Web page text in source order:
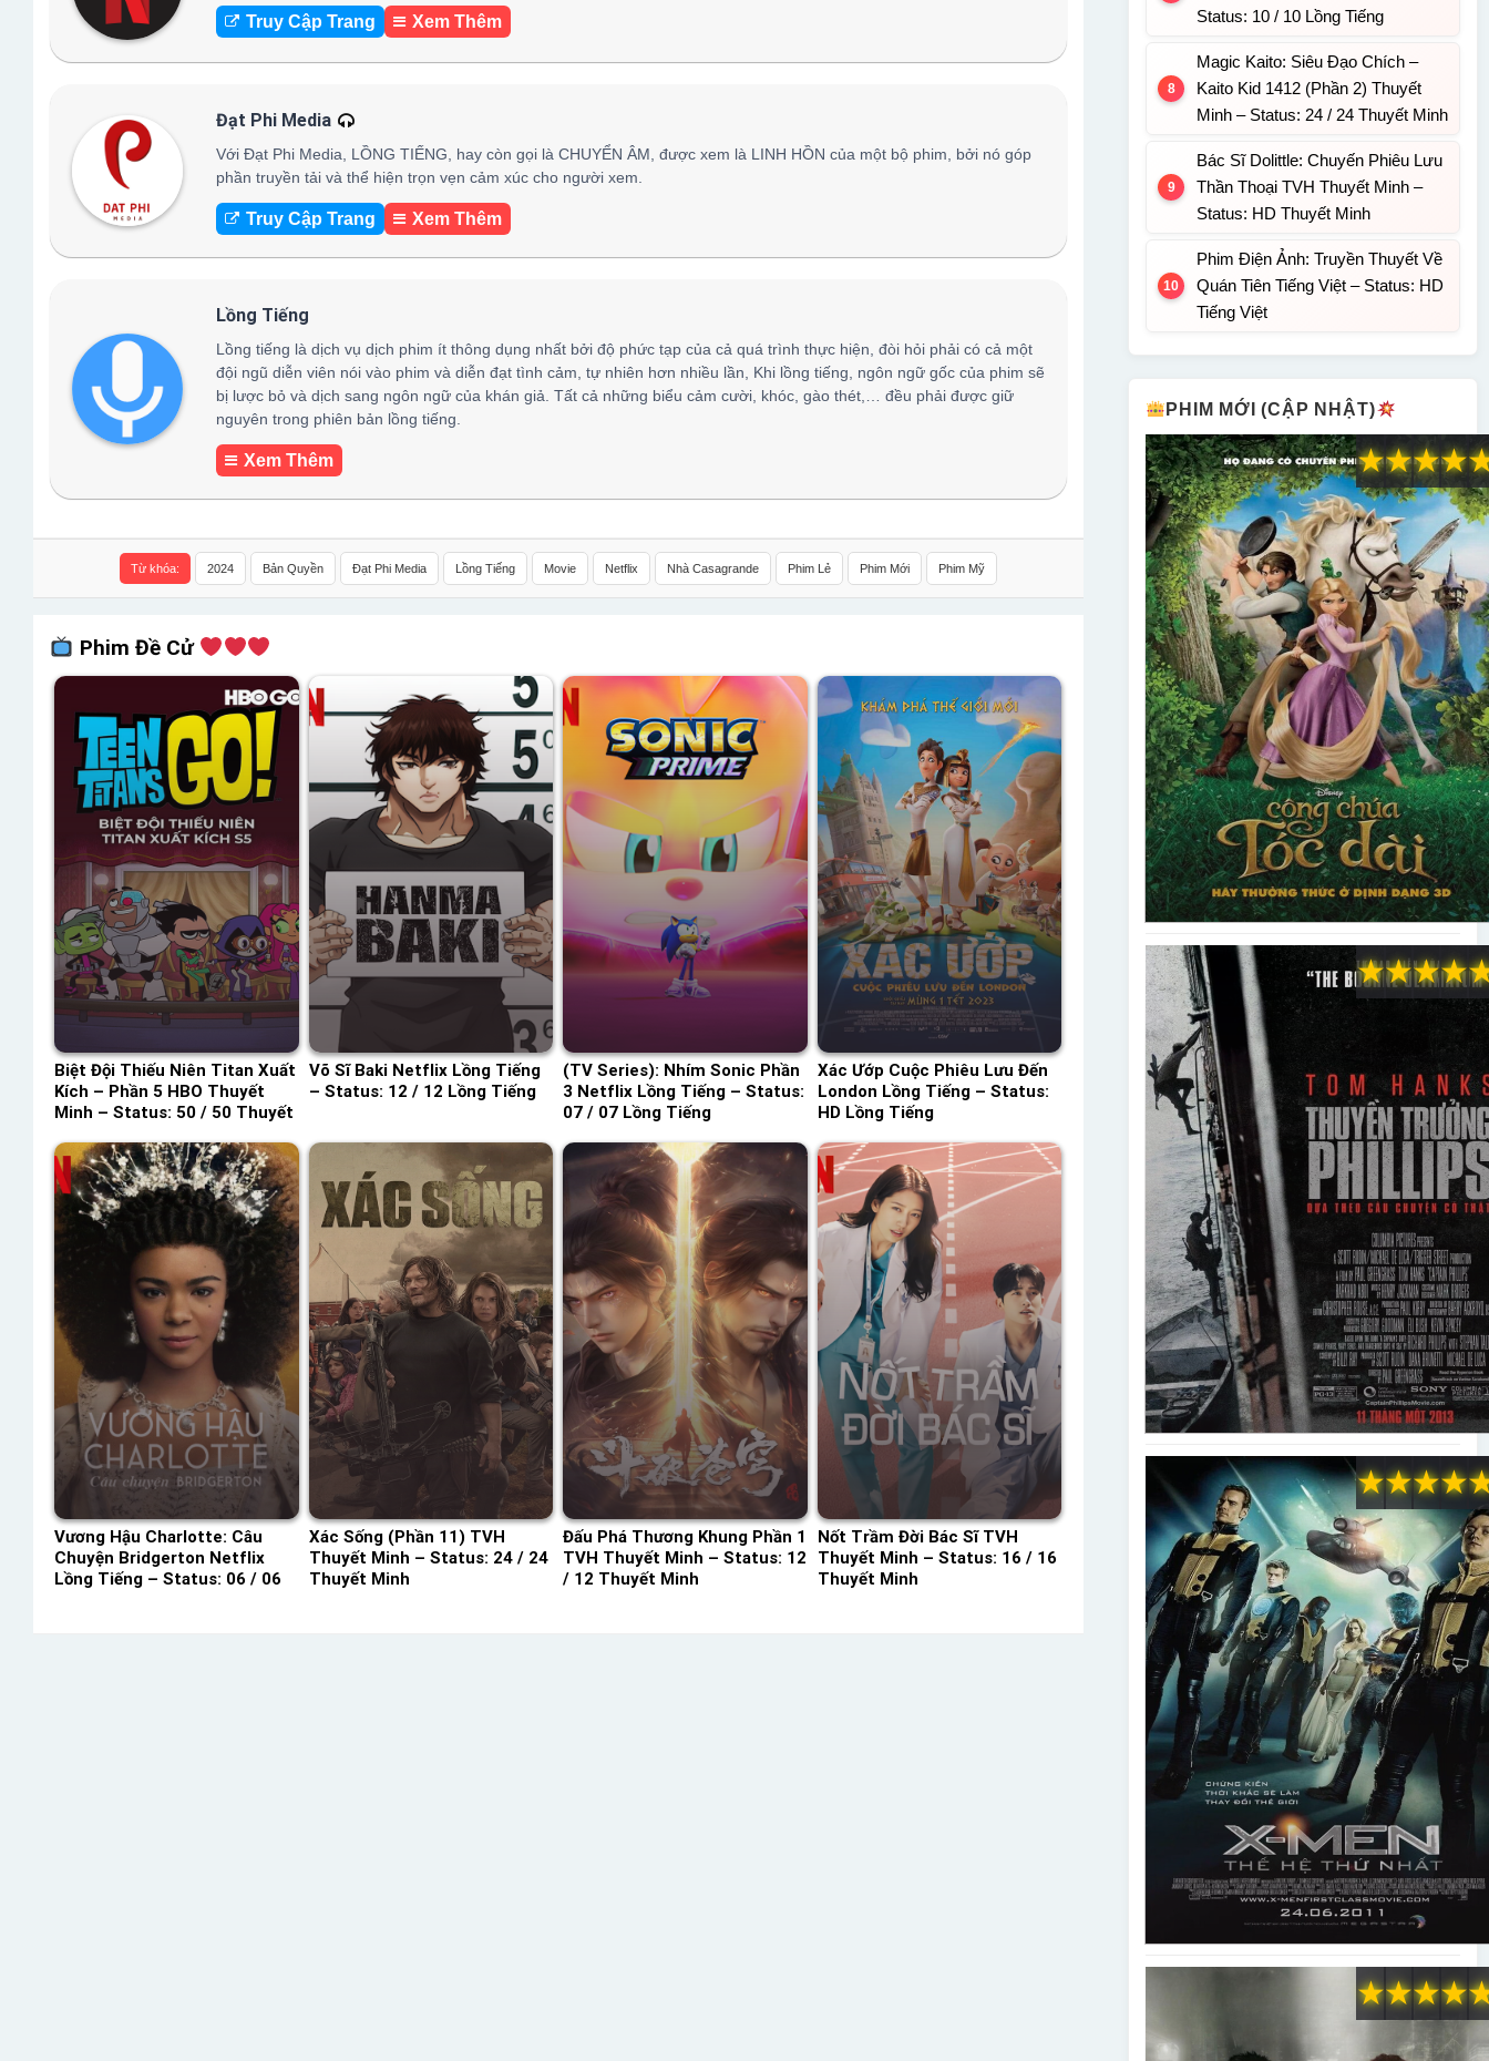
Truy Cập Trang Xem Thêm
Đạt Phi Media
Với Đạt Phi Media, LỒNG TIẾNG, hay còn gọi là CHUYỂN ÂM, được xem là LINH HỒN của một bộ phim, bởi nó góp
phần truyền tải và thể hiện trọn vẹn cảm xúc cho người xem.
Truy Cập Trang Xem Thêm
Lồng Tiếng
Lồng tiếng là dịch vụ dịch phim ít thông dụng nhất bởi độ phức tạp của cả quá trình thực hiện, đòi hỏi phải có cả một
đội ngũ diễn viên nói vào phim và diễn đạt tình cảm, tự nhiên hơn nhiều lần, Khi lồng tiếng, ngôn ngữ gốc của phim sẽ
bị lược bỏ và dịch sang ngôn ngữ của khán giả. Tất cả những biểu cảm cười, khóc, gào thét,… đều phải được giữ
nguyên trong phiên bản lồng tiếng.
Xem Thêm
Từ khóa: 2024 Bản Quyền Đạt Phi Media Lồng Tiếng Movie Netflix Nhà Casagrande Phim Lẻ Phim Mới Phim Mỹ
Phim Đề Cử
Biệt Đội Thiếu Niên Titan Xuất
Kích – Phần 5 HBO Thuyết
Minh – Status: 50 / 50 Thuyết
Võ Sĩ Baki Netflix Lồng Tiếng
– Status: 12 / 12 Lồng Tiếng
(TV Series): Nhím Sonic Phần
3 Netflix Lồng Tiếng – Status:
07 / 07 Lồng Tiếng
Xác Ướp Cuộc Phiêu Lưu Đến
London Lồng Tiếng – Status:
HD Lồng Tiếng
Vương Hậu Charlotte: Câu
Chuyện Bridgerton Netflix
Lồng Tiếng – Status: 06 / 06
Xác Sống (Phần 11) TVH
Thuyết Minh – Status: 24 / 24
Thuyết Minh
Đấu Phá Thương Khung Phần 1
TVH Thuyết Minh – Status: 12
/ 12 Thuyết Minh
Nốt Trầm Đời Bác Sĩ TVH
Thuyết Minh – Status: 16 / 16
Thuyết Minh
Status: 10 / 10 Lồng Tiếng
Magic Kaito: Siêu Đạo Chích –
Kaito Kid 1412 (Phần 2) Thuyết
Minh – Status: 24 / 24 Thuyết Minh
Bác Sĩ Dolittle: Chuyến Phiêu Lưu
Thần Thoại TVH Thuyết Minh –
Status: HD Thuyết Minh
Phim Điện Ảnh: Truyền Thuyết Về
Quán Tiên Tiếng Việt – Status: HD
Tiếng Việt
PHIM MỚI (CẬP NHẬT)
★
★
★
★
★
★
★
★
★
★
★
★
★
★
★
★